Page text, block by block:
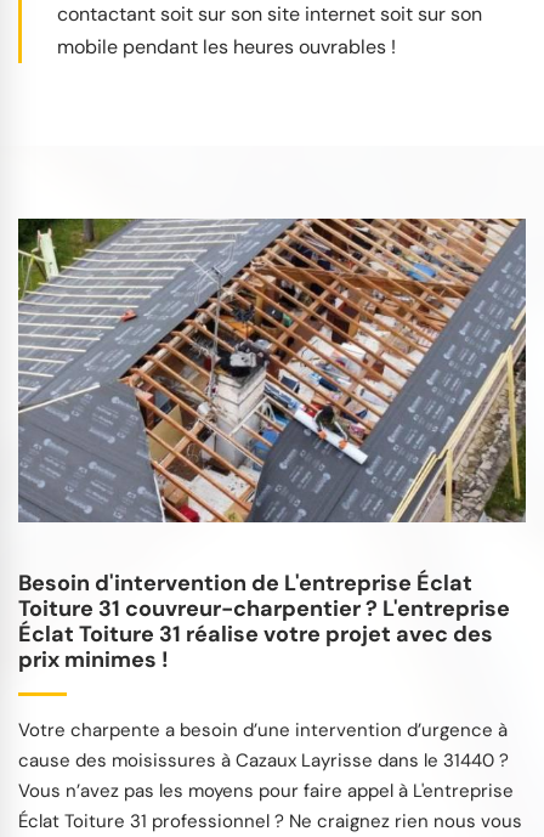
contactant soit sur son site internet soit sur son
mobile pendant les heures ouvrables !
Besoin d'intervention de L'entreprise Éclat
Toiture 31 couvreur-charpentier ? L'entreprise
Éclat Toiture 31 réalise votre projet avec des
prix minimes !
Votre charpente a besoin d’une intervention d’urgence à
cause des moisissures à Cazaux Layrisse dans le 31440 ?
Vous n’avez pas les moyens pour faire appel à L'entreprise
Éclat Toiture 31 professionnel ? Ne craignez rien nous vous